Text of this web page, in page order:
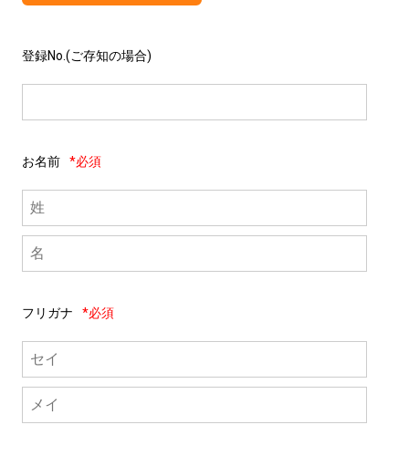
登録No.(ご存知の場合)
お名前 *必須
フリガナ *必須